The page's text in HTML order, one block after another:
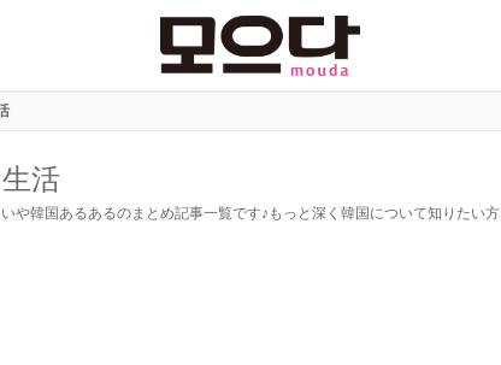
活
や韓国あるあるのまとめ記事一覧です♪もっと深く韓国について知りたい方